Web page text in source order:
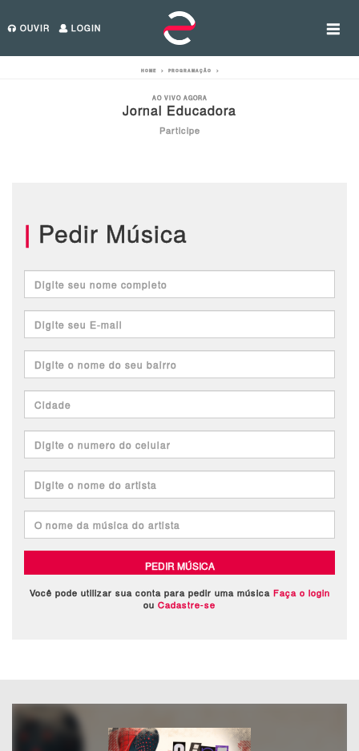
OUVIR LOGIN
HOME > PROGRAMAÇÃO >
AO VIVO AGORA
Jornal Educadora
Participe
| Pedir Música
PEDIR MÚSICA
Você pode utilizar sua conta para pedir uma música Faça o login
ou Cadastre-se